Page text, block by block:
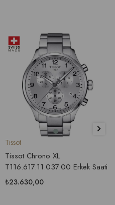
Tissot
Tissot Chrono XL
T116.617.11.037.00 Erkek Saati
₺23.630,00